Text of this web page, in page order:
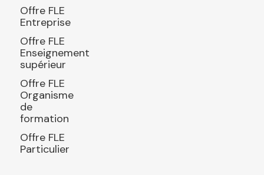
Offre FLE
Entreprise
Offre FLE
Enseignement
supérieur
Offre FLE
Organisme
de
formation
Offre FLE
Particulier